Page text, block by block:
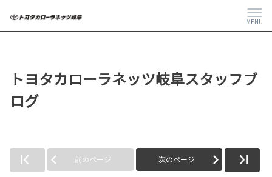
MENU
トヨタカローラネッツ岐阜スタッフブ
ログ
前のページ 次のページ